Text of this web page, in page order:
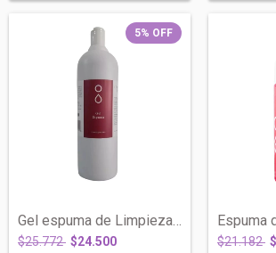
5% OFF
Gel espuma de Limpieza Vinoterapia Antio...
$25.772 $24.500 $21.182